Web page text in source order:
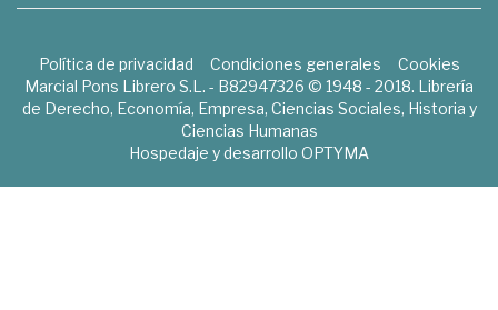
Política de privacidad Condiciones generales
Cookies
Marcial Pons Librero S.L. - B82947326 © 1948 - 2018. Librería
de Derecho, Economía, Empresa, Ciencias Sociales, Historia y
Ciencias Humanas
Hospedaje y desarrollo OPTYMA